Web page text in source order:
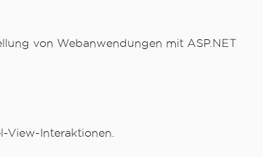
von Webanwendungen mit ASP.NET
View-Interaktionen.